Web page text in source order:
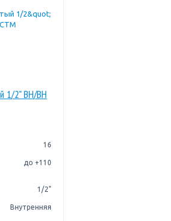
1/2" ВН/ВН
16
до +110
1/2"
Внутренняя